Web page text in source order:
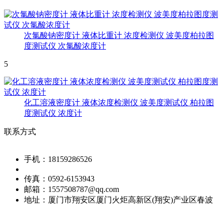
次氯酸钠密度计 液体比重计 浓度检测仪 波美度柏拉图
度测试仪 次氯酸浓度计
5
化工溶液密度计 液体浓度检测仪 波美度测试仪 柏拉图
度测试仪 浓度计
联系方式
手机： 18159286526
传真： 0592-6153943
邮箱： 1557508787@qq.com
地址： 厦门市翔安区厦门火炬高新区(翔安)产业区春波